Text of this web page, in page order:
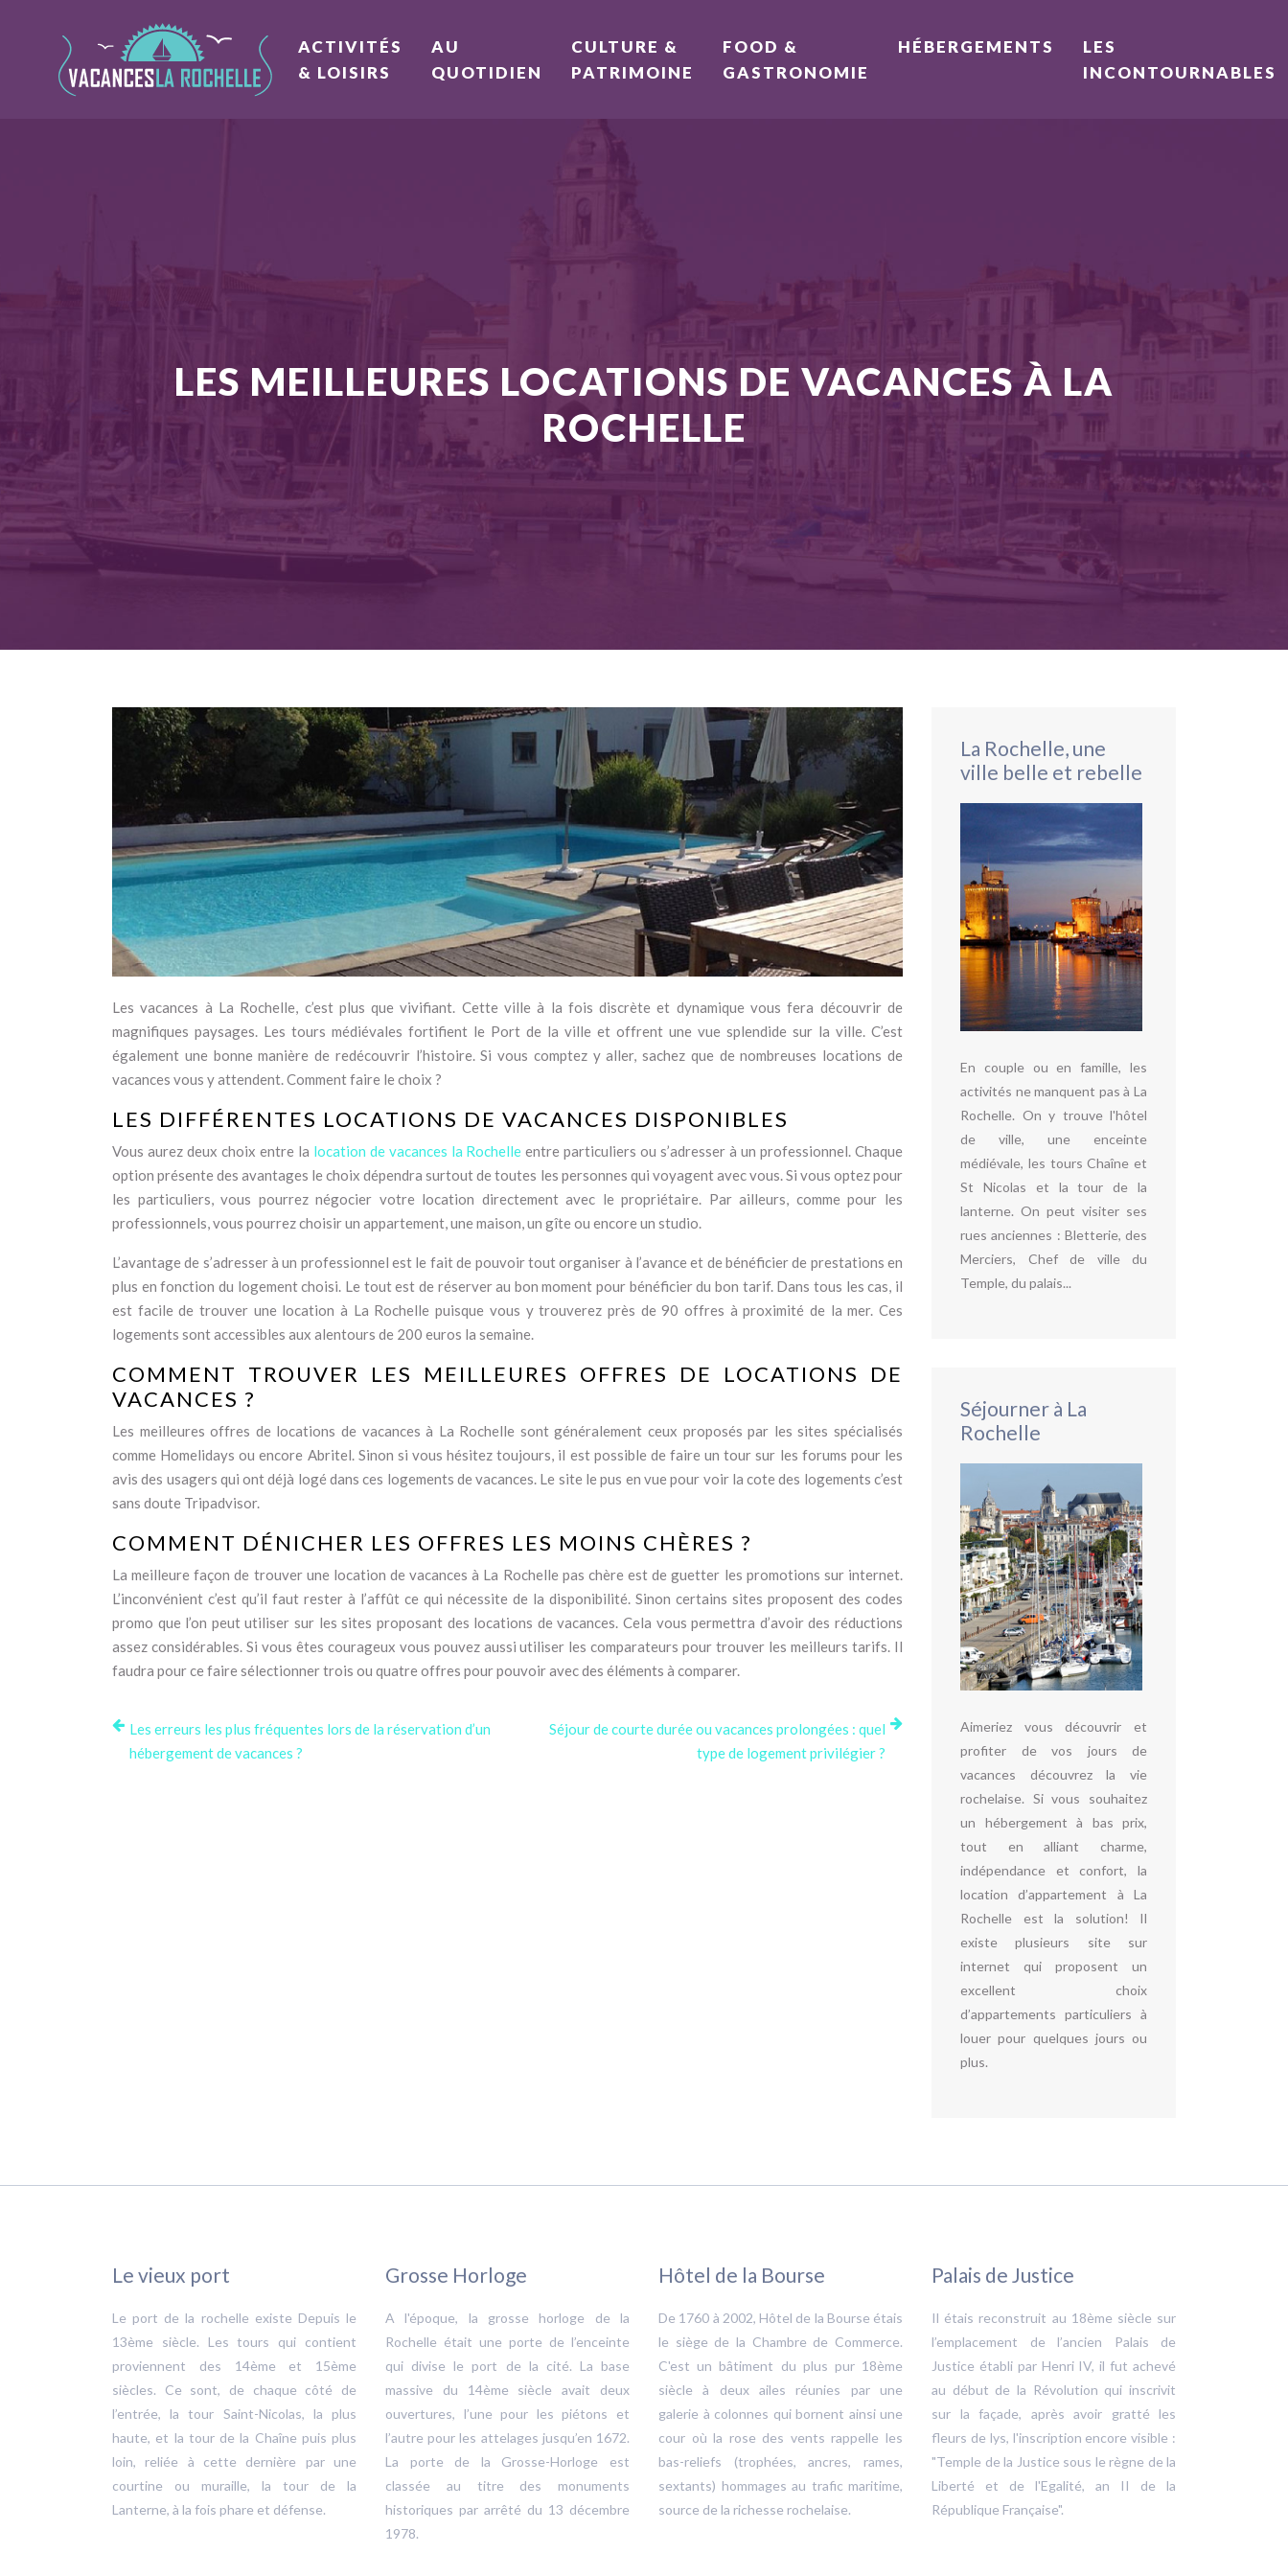
ACTIVITÉS
& LOISIRS
AU
QUOTIDIEN
CULTURE &
PATRIMOINE
FOOD &
GASTRONOMIE
HÉBERGEMENTS
LES
INCONTOURNABLES
LES MEILLEURES LOCATIONS DE VACANCES À LA
ROCHELLE
Les vacances à La Rochelle, c’est plus que vivifiant. Cette ville à la fois discrète et dynamique vous fera découvrir de
magnifiques paysages. Les tours médiévales fortifient le Port de la ville et offrent une vue splendide sur la ville. C’est
également une bonne manière de redécouvrir l’histoire. Si vous comptez y aller, sachez que de nombreuses locations de
vacances vous y attendent. Comment faire le choix ?
LES DIFFÉRENTES LOCATIONS DE VACANCES DISPONIBLES
Vous aurez deux choix entre la location de vacances la Rochelle entre particuliers ou s’adresser à un professionnel. Chaque
option présente des avantages le choix dépendra surtout de toutes les personnes qui voyagent avec vous. Si vous optez pour
les particuliers, vous pourrez négocier votre location directement avec le propriétaire. Par ailleurs, comme pour les
professionnels, vous pourrez choisir un appartement, une maison, un gîte ou encore un studio.
L’avantage de s’adresser à un professionnel est le fait de pouvoir tout organiser à l’avance et de bénéficier de prestations en
plus en fonction du logement choisi. Le tout est de réserver au bon moment pour bénéficier du bon tarif. Dans tous les cas, il
est facile de trouver une location à La Rochelle puisque vous y trouverez près de 90 offres à proximité de la mer. Ces
logements sont accessibles aux alentours de 200 euros la semaine.
COMMENT TROUVER LES MEILLEURES OFFRES DE LOCATIONS DE
VACANCES ?
Les meilleures offres de locations de vacances à La Rochelle sont généralement ceux proposés par les sites spécialisés
comme Homelidays ou encore Abritel. Sinon si vous hésitez toujours, il est possible de faire un tour sur les forums pour les
avis des usagers qui ont déjà logé dans ces logements de vacances. Le site le pus en vue pour voir la cote des logements c’est
sans doute Tripadvisor.
COMMENT DÉNICHER LES OFFRES LES MOINS CHÈRES ?
La meilleure façon de trouver une location de vacances à La Rochelle pas chère est de guetter les promotions sur internet.
L’inconvénient c’est qu’il faut rester à l’affût ce qui nécessite de la disponibilité. Sinon certains sites proposent des codes
promo que l’on peut utiliser sur les sites proposant des locations de vacances. Cela vous permettra d’avoir des réductions
assez considérables. Si vous êtes courageux vous pouvez aussi utiliser les comparateurs pour trouver les meilleurs tarifs. Il
faudra pour ce faire sélectionner trois ou quatre offres pour pouvoir avec des éléments à comparer.
Les erreurs les plus fréquentes lors de la réservation d’un
hébergement de vacances ?
Séjour de courte durée ou vacances prolongées : quel
type de logement privilégier ?
La Rochelle, une
ville belle et rebelle
En couple ou en famille, les
activités ne manquent pas à La
Rochelle. On y trouve l'hôtel
de ville, une enceinte
médiévale, les tours Chaîne et
St Nicolas et la tour de la
lanterne. On peut visiter ses
rues anciennes : Bletterie, des
Merciers, Chef de ville du
Temple, du palais...
Séjourner à La
Rochelle
Aimeriez vous découvrir et
profiter de vos jours de
vacances découvrez la vie
rochelaise. Si vous souhaitez
un hébergement à bas prix,
tout en alliant charme,
indépendance et confort, la
location d’appartement à La
Rochelle est la solution! Il
existe plusieurs site sur
internet qui proposent un
excellent choix
d’appartements particuliers à
louer pour quelques jours ou
plus.
Le vieux port
Le port de la rochelle existe Depuis le
13ème siècle. Les tours qui contient
proviennent des 14ème et 15ème
siècles. Ce sont, de chaque côté de
l’entrée, la tour Saint-Nicolas, la plus
haute, et la tour de la Chaîne puis plus
loin, reliée à cette dernière par une
courtine ou muraille, la tour de la
Lanterne, à la fois phare et défense.
Grosse Horloge
A l'époque, la grosse horloge de la
Rochelle était une porte de l’enceinte
qui divise le port de la cité. La base
massive du 14ème siècle avait deux
ouvertures, l’une pour les piétons et
l’autre pour les attelages jusqu’en 1672.
La porte de la Grosse-Horloge est
classée au titre des monuments
historiques par arrêté du 13 décembre
1978.
Hôtel de la Bourse
De 1760 à 2002, Hôtel de la Bourse étais
le siège de la Chambre de Commerce.
C'est un bâtiment du plus pur 18ème
siècle à deux ailes réunies par une
galerie à colonnes qui bornent ainsi une
cour où la rose des vents rappelle les
bas-reliefs (trophées, ancres, rames,
sextants) hommages au trafic maritime,
source de la richesse rochelaise.
Palais de Justice
Il étais reconstruit au 18ème siècle sur
l’emplacement de l’ancien Palais de
Justice établi par Henri IV, il fut achevé
au début de la Révolution qui inscrivit
sur la façade, après avoir gratté les
fleurs de lys, l'inscription encore visible :
"Temple de la Justice sous le règne de la
Liberté et de l'Egalité, an II de la
République Française".